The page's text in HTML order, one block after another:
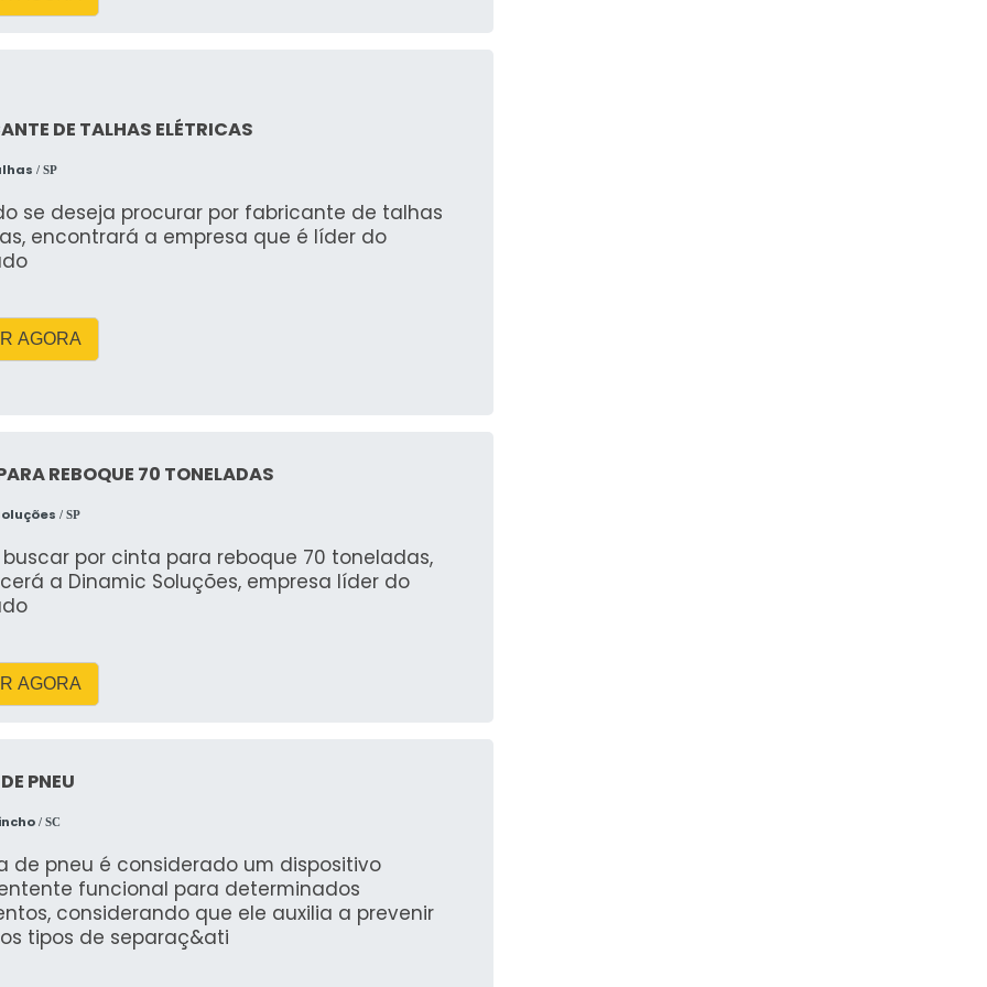
e a confiabilidade dos seus serviços. A RV
no atendimento e compromisso com a
COLOCAR A CAÇAMBA NA
requer seguir certas regras municipais.
prévia com a prefeitura, que pode exigir
A RV Caçambas auxilia nesse processo,
as regulamentações locais sobre a colocação
ou cause inconvenientes aos pedestres. A
conformidade com as normas, ajudando você a
DA RV CAÇAMBAS?
diferenciais da RV Caçambas. A empresa se
tratamento das solicitações, além de oferecer
de aluguel. A equipe está sempre pronta para
necessidades sejam atendidas com precisão e
DE TALHAS ELÉTRICAS
/ SP
se deseja procurar por fabricante de talhas
encontrará a empresa que é líder do
AGORA
REBOQUE 70 TONELADAS
/ SP
buscar por cinta para reboque 70 toneladas,
a Dinamic Soluções, empresa líder do
AGORA
PNEU
/ SC
de pneu é considerado um dispositivo
funcional para determinados
considerando que ele auxilia a prevenir
tipos de separaç&ati